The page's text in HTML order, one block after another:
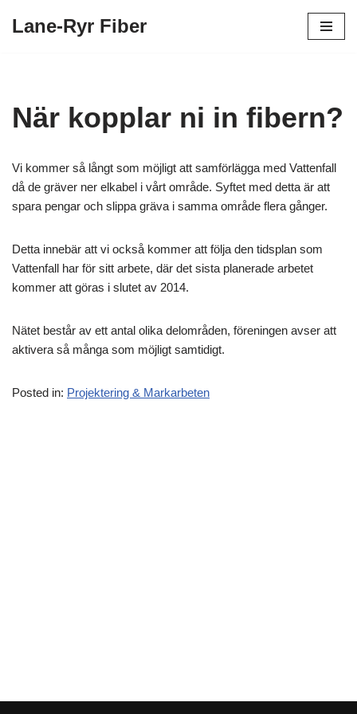
Lane-Ryr Fiber
När kopplar ni in fibern?
Vi kommer så långt som möjligt att samförlägga med Vattenfall
då de gräver ner elkabel i vårt område. Syftet med detta är att
spara pengar och slippa gräva i samma område flera gånger.
Detta innebär att vi också kommer att följa den tidsplan som
Vattenfall har för sitt arbete, där det sista planerade arbetet
kommer att göras i slutet av 2014.
Nätet består av ett antal olika delområden, föreningen avser att
aktivera så många som möjligt samtidigt.
Posted in: Projektering & Markarbeten